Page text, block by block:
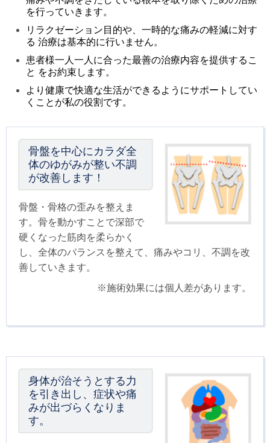
を行っていきます。
リラクゼーション 目的や、一時的な痛みの軽減に対す
る 治療は基本的に行いません。
患者様一人一人に合った最善の治療内容を提供するこ
と をお約束します。
より健康で快適な生活ができるようにサポートしてい
くことが私の役割です。
骨盤を中心にカラダ全
体のゆがみが整い不調
が改善します！
骨盤・骨格の歪みを整えま
す。骨を動かすことで深部で
硬くなった筋肉を柔らかく
し、全体のバランスを整えて、痛みやコリ、不調を改
善していきます。
※施術効果には個人差があります。
身体が治そうとする力
を引き出し、症状や痛
みが出づらくなりま
す。